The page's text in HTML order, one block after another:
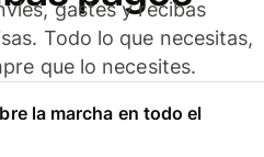
gastes y recibas
Todo lo que necesitas,
que lo necesites.
la marcha en todo el